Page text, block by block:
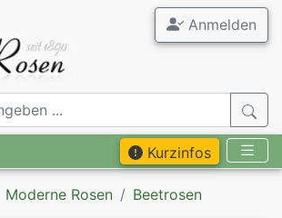
Anmelden
Kurzinfos
Moderne Rosen Beetrosen